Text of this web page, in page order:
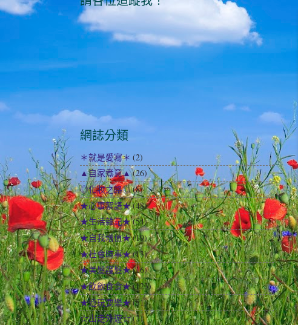
網誌分類
＊就是愛寫＊ (2)
▲自家煮意▲(26)
◎化妝之路◎(8)
★心事絮語★(48)
★生活雜記★(54)
★自我增值★(19)
★社會時事★(13)
★美髮護髮★(16)
★飲飲食食★(123)
★遊玩耍樂★(51)
☆出走外遊☆(2)